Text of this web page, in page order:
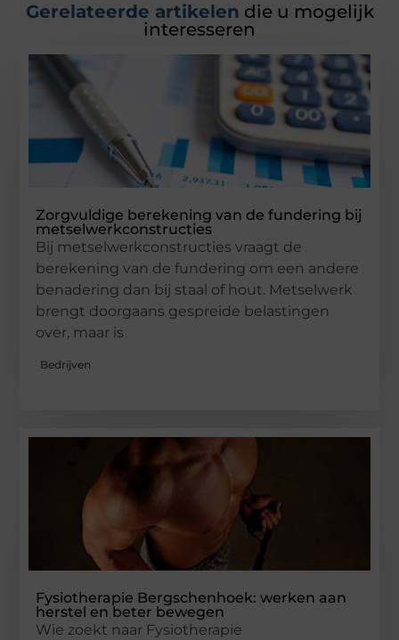
Gerelateerde artikelen die u mogelijk
interesseren
Zorgvuldige berekening van de fundering bij
metselwerkconstructies
Bij metselwerkconstructies vraagt de
berekening van de fundering om een andere
benadering dan bij staal of hout. Metselwerk
brengt doorgaans gespreide belastingen
over, maar is
Bedrijven
Fysiotherapie Bergschenhoek: werken aan
herstel en beter bewegen
Wie zoekt naar Fysiotherapie